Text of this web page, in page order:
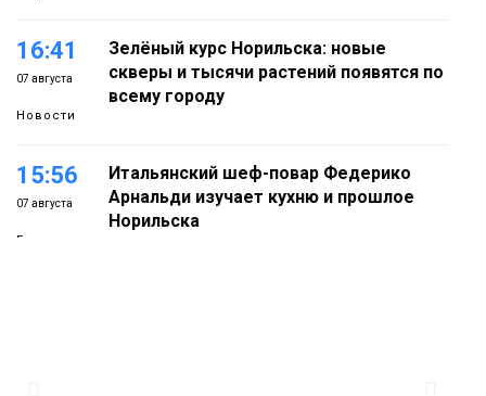
16:41
07 августа
Новости
Зелёный курс Норильска: новые
скверы и тысячи растений появятся по
всему городу
15:56
07 августа
Еда
Итальянский шеф-повар Федерико
Арнальди изучает кухню и прошлое
Норильска